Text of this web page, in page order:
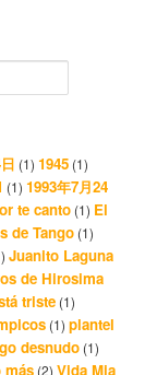
(1)1945 (1)
(1)1993年7月24
te canto (1) El
de Tango (1)
Juanito Laguna
de Hirosima
triste (1)
(1)plantel
desnudo (1)
más (2)Vida Mia